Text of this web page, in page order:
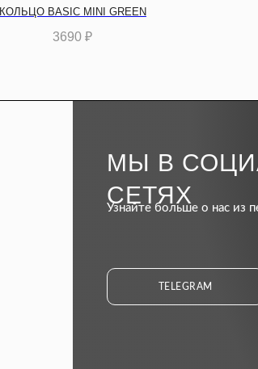
КОЛЬЦО BASIC MINI GREEN
3690 ₽
МЫ В
СЕТЯХ
Узнайте больше о нас из
TELEGRAM